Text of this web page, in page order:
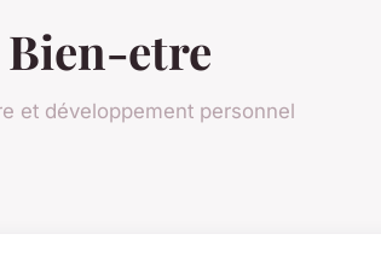
Bien-etre
et développement personnel